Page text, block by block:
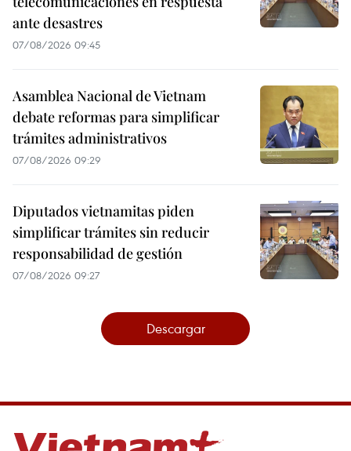
ante desastres
07/08/2026 09:45
Asamblea Nacional de Vietnam
debate reformas para simplificar
trámites administrativos
07/08/2026 09:29
Diputados vietnamitas piden
simplificar trámites sin reducir
responsabilidad de gestión
07/08/2026 09:27
Descargar